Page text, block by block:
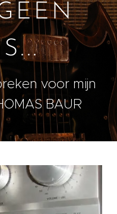
voor mijn
BAUR